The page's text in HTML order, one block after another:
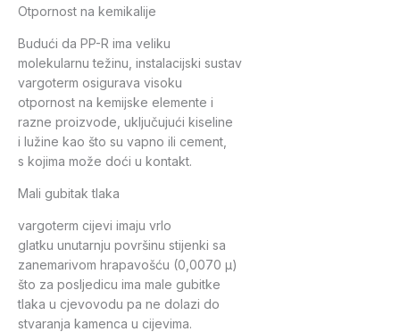
Otpornost na kemikalije
Budući da PP-R ima veliku
molekularnu težinu, instalacijski sustav
vargoterm osigurava visoku
otpornost na kemijske elemente i
razne proizvode, uključujući kiseline
i lužine kao što su vapno ili cement,
s kojima može doći u kontakt.
Mali gubitak tlaka
vargoterm cijevi imaju vrlo
glatku unutarnju površinu stijenki sa
zanemarivom hrapavošću (0,0070 µ)
što za posljedicu ima male gubitke
tlaka u cjevovodu pa ne dolazi do
stvaranja kamenca u cijevima.